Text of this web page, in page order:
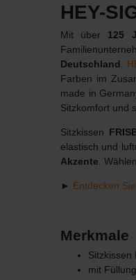
HEY-
Mit über 125
Deutschland
Farben im
made in
Sitzkomfort und
Sitzkissen
elastisch und
Akzente .
► Entdecken
Merkmale
Sitzkissen
mit Füllung